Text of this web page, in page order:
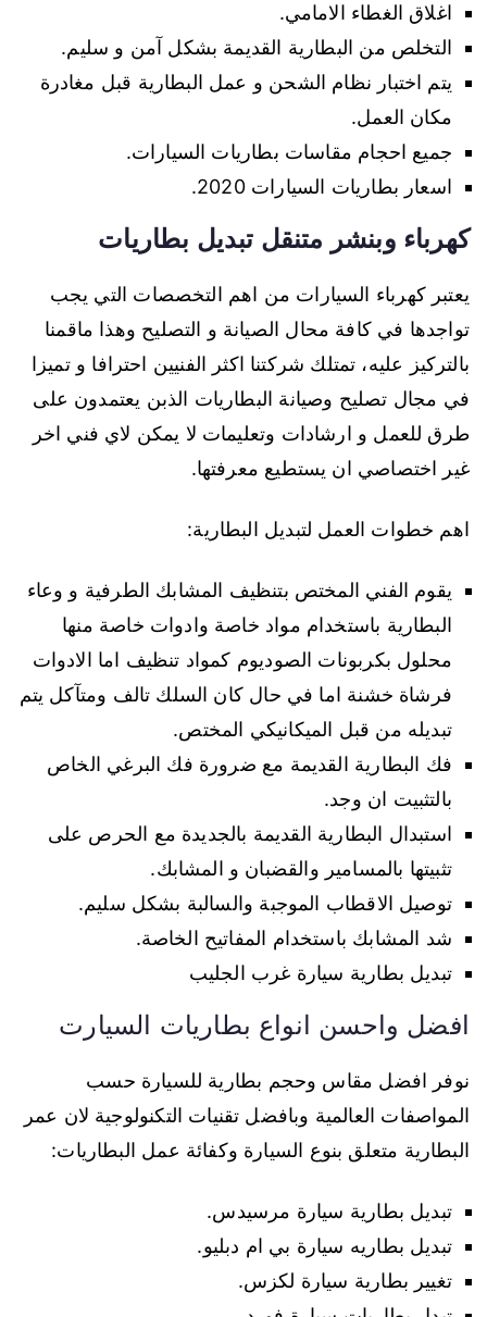
اغلاق الغطاء الامامي.
التخلص من البطارية القديمة بشكل آمن و سليم.
يتم اختبار نظام الشحن و عمل البطارية قبل مغادرة
مكان العمل.
جميع احجام مقاسات بطاريات السيارات.
اسعار بطاريات السيارات 2020.
كهرباء وبنشر متنقل تبديل بطاريات
يعتبر كهرباء السيارات من اهم التخصصات التي يجب
تواجدها في كافة محال الصيانة و التصليح وهذا ماقمنا
بالتركيز عليه، تمتلك شركتنا اكثر الفنيين احترافا و تميزا
في مجال تصليح وصيانة البطاريات الذبن يعتمدون على
طرق للعمل و ارشادات وتعليمات لا يمكن لاي فني اخر
غير اختصاصي ان يستطيع معرفتها.
اهم خطوات العمل لتبديل البطارية:
يقوم الفني المختص بتنظيف المشابك الطرفية و وعاء
البطارية باستخدام مواد خاصة وادوات خاصة منها
محلول بكربونات الصوديوم كمواد تنظيف اما الادوات
فرشاة خشنة اما في حال كان السلك تالف ومتآكل يتم
تبديله من قبل الميكانيكي المختص.
فك البطارية القديمة مع ضرورة فك البرغي الخاص
بالتثبيت ان وجد.
استبدال البطارية القديمة بالجديدة مع الحرص على
تثبيتها بالمسامير والقضبان و المشابك.
توصيل الاقطاب الموجبة والسالبة بشكل سليم.
شد المشابك باستخدام المفاتيح الخاصة.
تبديل بطارية سيارة غرب الجليب
افضل واحسن انواع بطاريات السيارت
نوفر افضل مقاس وحجم بطارية للسيارة حسب
المواصفات العالمية وبافضل تقنيات التكنولوجية لان عمر
البطارية متعلق بنوع السيارة وكفائة عمل البطاريات:
تبديل بطارية سيارة مرسيدس.
تبديل بطاريه سيارة بي ام دبليو.
تغيير بطارية سيارة لكزس.